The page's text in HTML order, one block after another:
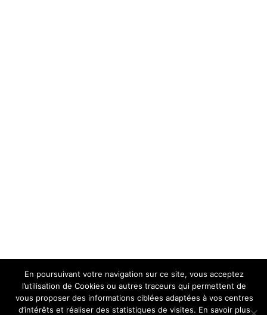
En poursuivant votre navigation sur ce site, vous acceptez
l’utilisation de Cookies ou autres traceurs qui permettent de
vous proposer des informations ciblées adaptées à vos centres
d’intérêts et réaliser des statistiques de visites. En savoir plus